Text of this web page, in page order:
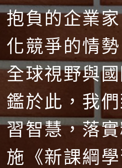
抱負的企業
化競爭的情
全球視野與
鑑於此，我
習智慧，落
施《新課綱